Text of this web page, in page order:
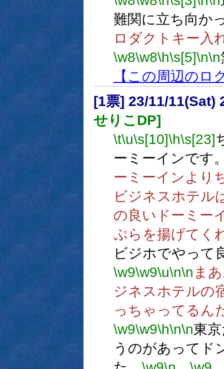
難関に立ち向か
ロダクトキー入
\w8\w8\h\s[5]\n\n
【この周辺のロ
[1票] 23/11/11(Sat)
せりこDP]
\t\u\s[10]\h\s[23]
ーミーインです
ーミーインより
ビジネスホテル
の良いドーミー
ぷらを揚げてく
ビジホでやって
\w9\w9\u\n\n ま
ジネスホテルの
っちゃってるん
\w9\w9\h\n\n東
うのがあってド